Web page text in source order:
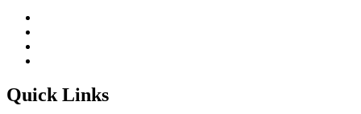
Quick Links